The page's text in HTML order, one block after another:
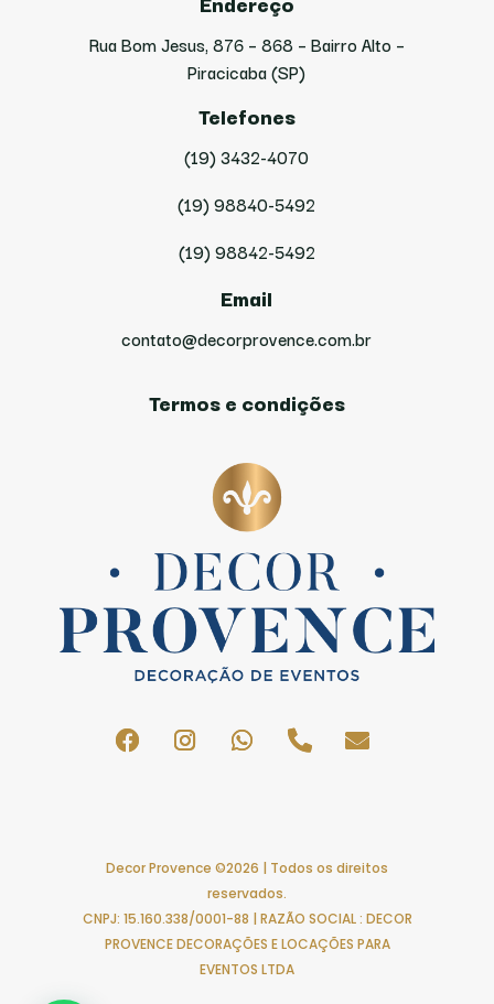
Rua Bom Jesus, 876 – 868 – Bairro Alto –
Piracicaba (SP)
Telefones
(19) 3432-4070
(19) 98840-5492
(19) 98842-5492
Email
contato@decorprovence.com.br
Termos e condições
Decor Provence ©2026 | Todos os direitos
reservados.
CNPJ: 15.160.338/0001-88 | RAZÃO SOCIAL : DECOR
PROVENCE DECORAÇÕES E LOCAÇÕES PARA
EVENTOS LTDA